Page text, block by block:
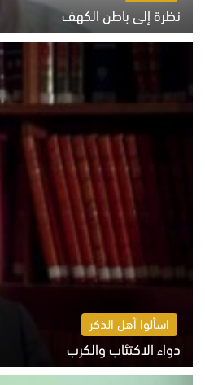
نظرة إلى باطن الكهف
السبت 8 أغسطس 2026 11:04 ص
اسألوا أهل الذكر
دواء الاكتئاب والكرب
السبت 8 أغسطس 2026 10:54 ص